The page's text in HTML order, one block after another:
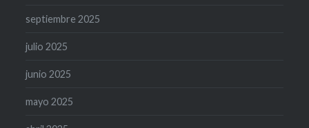
septiembre 2025
julio 2025
junio 2025
mayo 2025